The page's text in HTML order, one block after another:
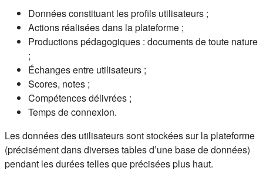
Données constituant les profils utilisateurs ;
Actions réalisées dans la plateforme ;
Productions pédagogiques : documents de toute nature
;
Échanges entre utilisateurs ;
Scores, notes ;
Compétences délivrées ;
Temps de connexion.
Les données des utilisateurs sont stockées sur la plateforme
(précisément dans diverses tables d’une base de données)
pendant les durées telles que précisées plus haut.